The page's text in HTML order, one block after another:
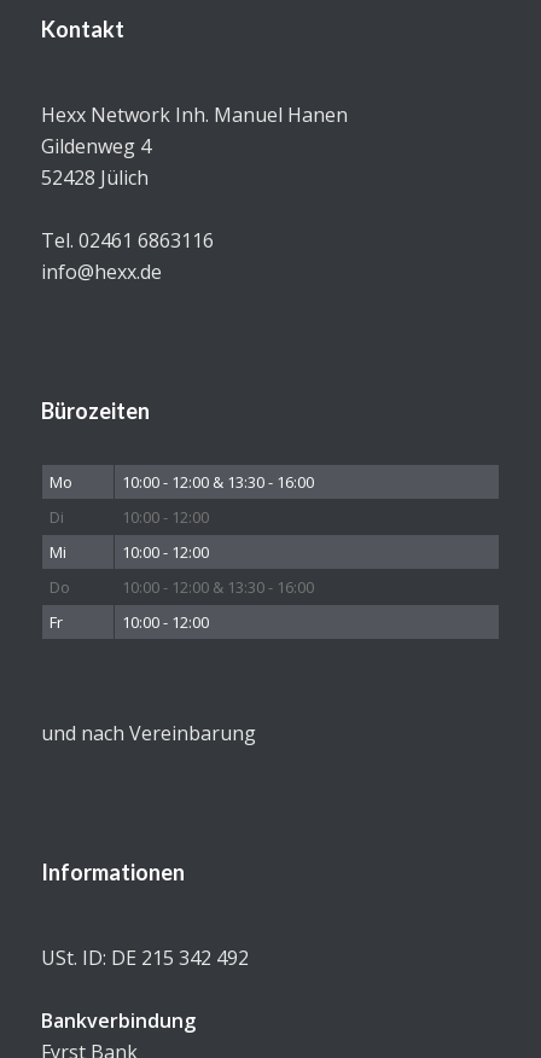
Kontakt
Hexx Network Inh. Manuel Hanen
Gildenweg 4
52428 Jülich
Tel. 02461 6863116
info@hexx.de
Bürozeiten
Mo
10:00 - 12:00 & 13:30 - 16:00
Di
10:00 - 12:00
Mi
10:00 - 12:00
Do
10:00 - 12:00 & 13:30 - 16:00
Fr
10:00 - 12:00
und nach Vereinbarung
Informationen
USt. ID: DE 215 342 492
Bankverbindung
Fyrst Bank